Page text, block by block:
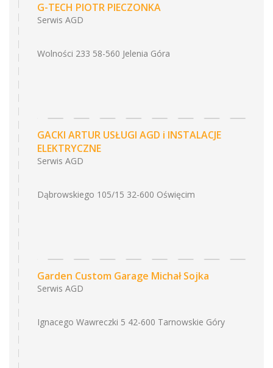
G-TECH PIOTR PIECZONKA
Serwis AGD
Wolności 233 58-560 Jelenia Góra
GACKI ARTUR USŁUGI AGD i INSTALACJE
ELEKTRYCZNE
Serwis AGD
Dąbrowskiego 105/15 32-600 Oświęcim
Garden Custom Garage Michał Sojka
Serwis AGD
Ignacego Wawreczki 5 42-600 Tarnowskie Góry